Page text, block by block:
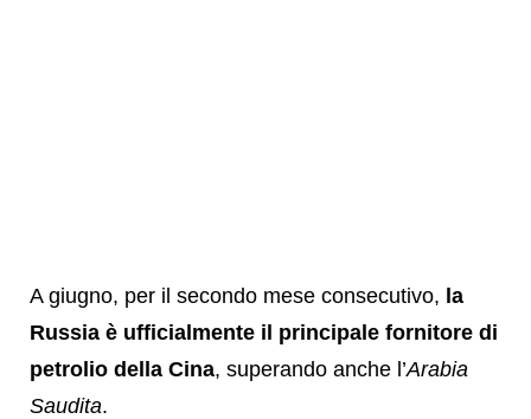
A giugno, per il secondo mese consecutivo, la
Russia è ufficialmente il principale fornitore di
petrolio della Cina, superando anche l’Arabia
Saudita.